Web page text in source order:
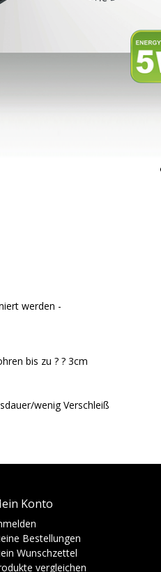
werden -
bis zu ? ? 3cm
wenig Verschleiß
Konto
Bestellungen
Wunschzettel
vergleichen